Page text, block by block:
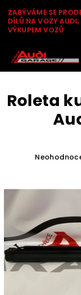
na
obsah
ZABÝVÁME SE
DÍLŮ NA VOZY AUDI,
VÝKUPEM VOZŮ
Roleta
Průměrné
5
hvězdiček.